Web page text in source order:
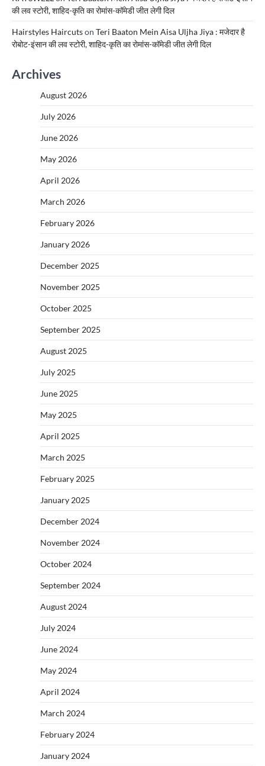
की लव स्टोरी, शाहिद-कृति का रोमांस-कॉमेडी जीत लेगी दिल
Hairstyles Haircutson Teri Baaton Mein Aisa Uljha Jiya : मजेदार है
रोबोट-इंसान की लव स्टोरी, शाहिद-कृति का रोमांस-कॉमेडी जीत लेगी दिल
Archives
August 2026
July 2026
June 2026
May 2026
April 2026
March 2026
February 2026
January 2026
December 2025
November 2025
October 2025
September 2025
August 2025
July 2025
June 2025
May 2025
April 2025
March 2025
February 2025
January 2025
December 2024
November 2024
October 2024
September 2024
August 2024
July 2024
June 2024
May 2024
April 2024
March 2024
February 2024
January 2024